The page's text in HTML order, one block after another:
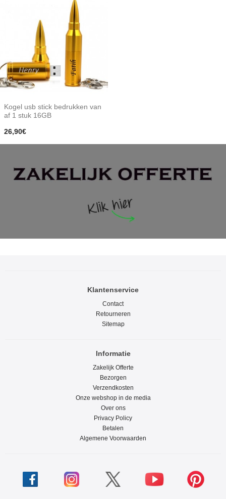
Kogel usb stick bedrukken van
af 1 stuk 16GB
26,90€
Klantenservice
Contact
Retourneren
Sitemap
Informatie
Zakelijk Offerte
Bezorgen
Verzendkosten
Onze webshop in de media
Over ons
Privacy Policy
Betalen
Algemene Voorwaarden